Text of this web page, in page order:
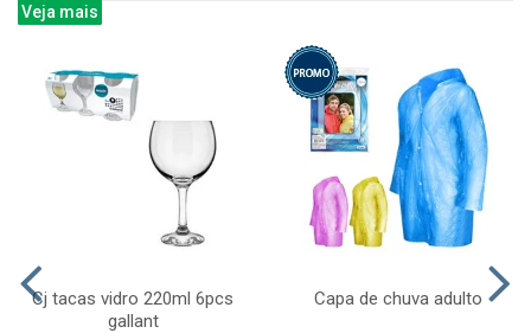
Veja mais
Cj tacas vidro 220ml 6pcs
gallant
Capa de chuva adulto